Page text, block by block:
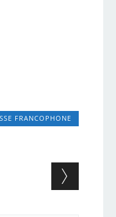
FRANCOPHONE